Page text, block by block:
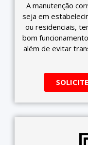
A manutenção
seja em
ou residenciais,
bom
além de evitar